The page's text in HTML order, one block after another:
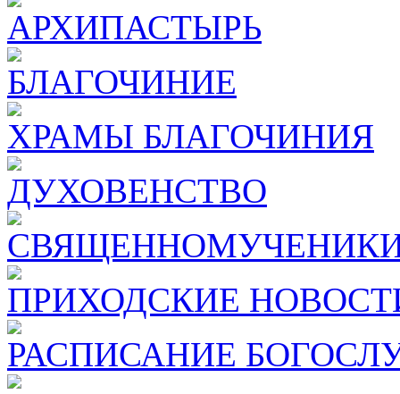
АРХИПАСТЫРЬ
БЛАГОЧИНИЕ
ХРАМЫ БЛАГОЧИНИЯ
ДУХОВЕНСТВО
ПРИХОДСКИЕ
РАСПИСАНИЕ